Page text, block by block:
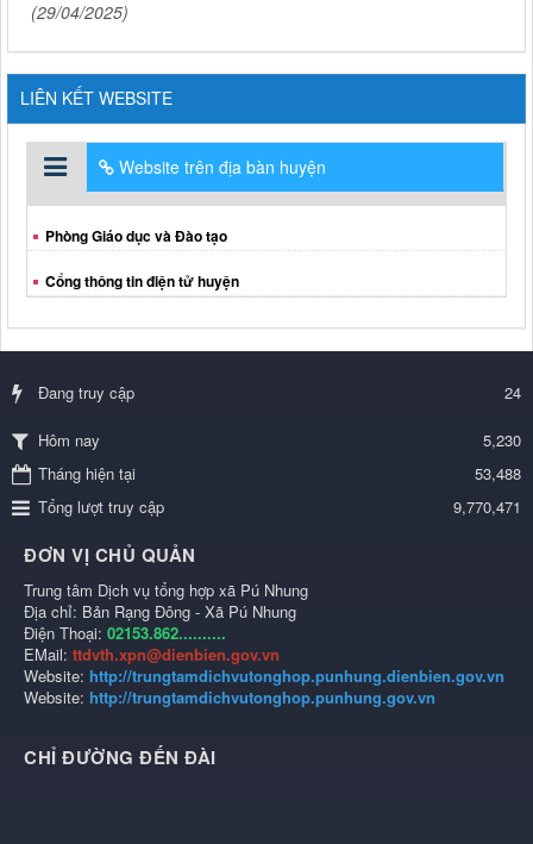
(29/04/2025)
LIÊN KẾT WEBSITE
Website trên địa bàn huyện
Phòng Giáo dục và Đào tạo
Cổng thông tin điện tử huyện
Đang truy cập 24
Hôm nay
5,230
Tháng hiện tại
53,488
Tổng lượt truy cập
9,770,471
ĐƠN VỊ CHỦ QUẢN
Trung tâm Dịch vụ tổng hợp xã Pú Nhung
Địa chỉ: Bản Rạng Đông - Xã Pú Nhung
Điện Thoại: 02153.862..........
EMail: ttdvth.xpn@dienbien.gov.vn
Website: http://trungtamdichvutonghop.punhung.dienbien.gov.vn
Website: http://trungtamdichvutonghop.punhung.gov.vn
CHỈ ĐƯỜNG ĐẾN ĐÀI